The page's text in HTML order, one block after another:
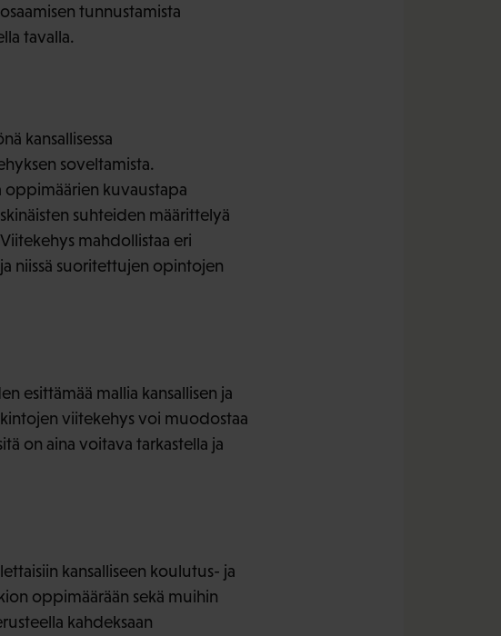
tunnustamista
tavalla.
kansallisessa
soveltamista.
kuvaustapa
suhteiden määrittelyä
mahdollistaa eri
niissä suoritettujen opintojen
esittämää mallia kansallisen ja
viitekehys voi muodostaa
on aina voitava tarkastella ja
kansalliseen koulutus- ja
oppimäärään sekä muihin
kahdeksaan